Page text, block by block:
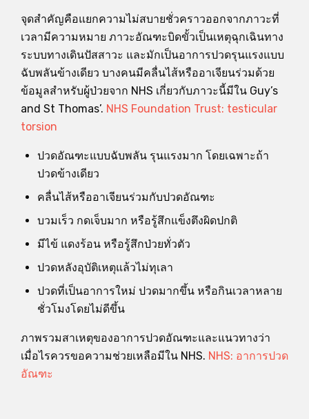
จุดสำคัญคือแยกความไม่สบายชั่วคราวออกจากภาวะที่
เวลามีความหมาย ภาวะอัณฑะบิดขั้วเป็นเหตุฉุกเฉินทาง
ระบบทางเดินปัสสาวะ และมักเป็นอาการปวดรุนแรงแบบ
ฉับพลันข้างเดียว บางคนมีคลื่นไส้หรืออาเจียนร่วมด้วย
ข้อมูลสำหรับผู้ป่วยจาก NHS เกี่ยวกับภาวะนี้มีใน Guy’s
and St Thomas’. NHS Foundation Trust: testicular
torsion
ปวดอัณฑะแบบฉับพลัน รุนแรงมาก โดยเฉพาะถ้า
ปวดข้างเดียว
คลื่นไส้หรืออาเจียนร่วมกับปวดอัณฑะ
บวมเร็ว กดเจ็บมาก หรือรู้สึกแข็งตึงผิดปกติ
มีไข้ แดงร้อน หรือรู้สึกป่วยทั่วตัว
ปวดหลังอุบัติเหตุแล้วไม่ทุเลา
ปวดที่เป็นอาการใหม่ ปวดมากขึ้น หรือกินเวลาหลาย
ชั่วโมงโดยไม่ดีขึ้น
ภาพรวมสาเหตุของอาการปวดอัณฑะและแนวทางว่า
เมื่อไรควรขอความช่วยเหลือมีใน NHS. NHS: อาการปวด
อัณฑะ